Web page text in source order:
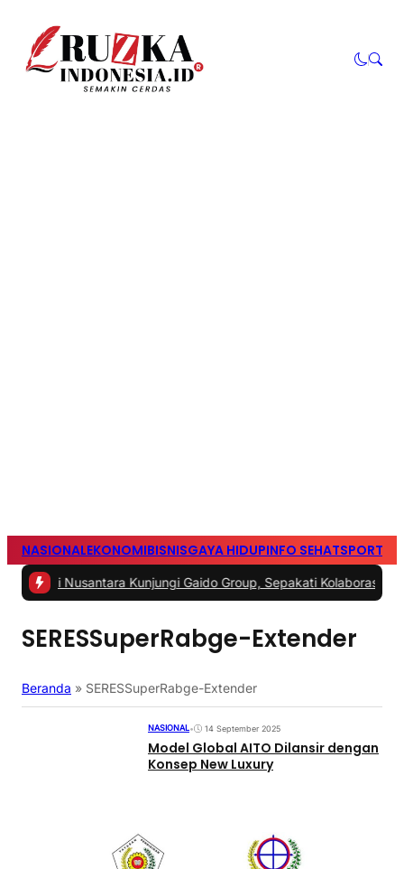
NASIONALEKONOMIBISNISGAYA HIDUPINFO SEHATSPORTS
Kunjungi Gaido Group, Sepakati Kolaborasi
SERESSuperRabge-Extender
Beranda » SERESSuperRabge-Extender
NASIONAL• 14 September 2025
Model Global AITO Dilansir dengan
Konsep New Luxury